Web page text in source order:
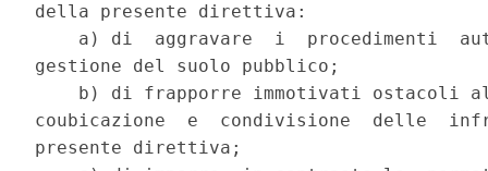
della presente direttiva:
a) di  aggravare  i  procedimenti
gestione del suolo pubblico;
b) di frapporre immotivati ostacoli
coubicazione  e  condivisione  delle
presente direttiva;